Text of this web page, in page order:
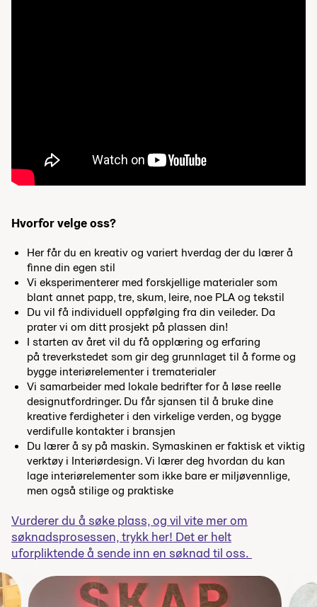
Hvorfor velge oss?
Her får du en kreativ og variert hverdag der du lærer å
finne din egen stil
Vi eksperimenterer med forskjellige materialer som
blant annet papp, tre, skum, leire, noe PLA og tekstil
Du vil få individuell oppfølging fra din veileder. Da
prater vi om ditt prosjekt på plassen din!
I starten av året vil du få opplæring og erfaring
på treverkstedet som gir deg grunnlaget til å forme og
bygge interiørelementer i trematerialer
Vi samarbeider med lokale bedrifter for å løse reelle
designutfordringer. Du får sjansen til å bruke dine
kreative ferdigheter i den virkelige verden, og bygge
verdifulle kontakter i bransjen
Du lærer å sy på maskin. Symaskinen er faktisk et viktig
verktøy i Interiørdesign. Vi lærer deg hvordan du kan
lage interiørelementer som ikke bare er miljøvennlige,
men også stilige og praktiske
Vurderer du å søke plass, og vil vite mer om
søknadsprosessen, trykk her! Det er helt
uforpliktende å sende inn en søknad til oss.